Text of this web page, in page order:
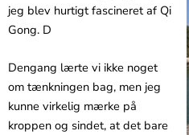
jeg blev hurtigt fascineret af Qi
Gong. D
Dengang lærte vi ikke noget
om tænkningen bag, men jeg
kunne virkelig mærke på
kroppen og sindet, at det bare